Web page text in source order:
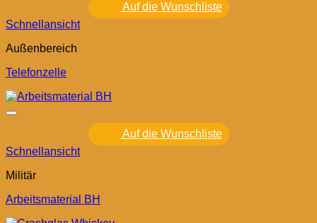
Auf die Wunschliste
Schnellansicht
Außenbereich
Telefonzelle
Auf die Wunschliste
Schnellansicht
Militär
Arbeitsmaterial BH